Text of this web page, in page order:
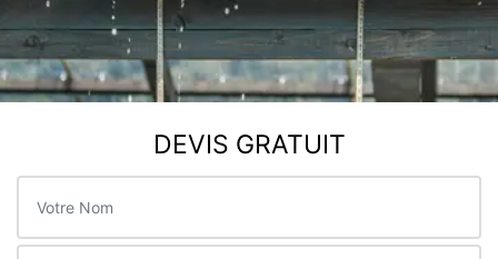
DEVIS GRATUIT